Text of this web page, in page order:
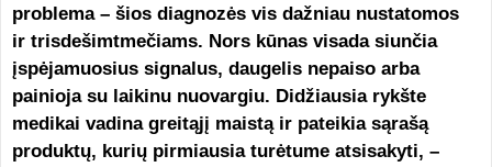
problema – šios diagnozės vis dažniau nustatomos
ir trisdešimtmečiams. Nors kūnas visada siunčia
įspėjamuosius signalus, daugelis nepaiso arba
painioja su laikinu nuovargiu. Didžiausia rykšte
medikai vadina greitąjį maistą ir pateikia sąrašą
produktų, kurių pirmiausia turėtume atsisakyti, –